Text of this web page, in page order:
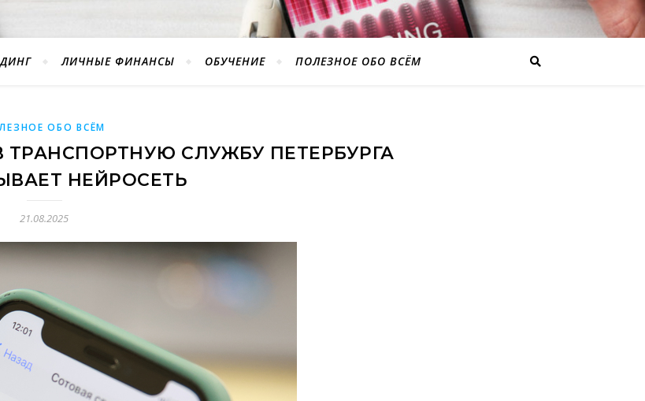
ЛИЧНЫЕ ФИНАНСЫ ОБУЧЕНИЕ ПОЛЕЗНОЕ ОБО ВСЁМ
ОБО ВСЁМ
СЛУЖБУ ПЕТЕРБУРГА
НЕЙРОСЕТЬ
21.08.2025